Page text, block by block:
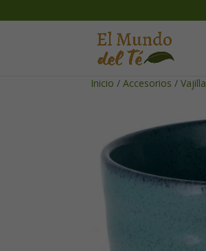
Inicio / Accesorios / Vajilla